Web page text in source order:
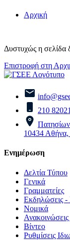
Αρχική
Δυστυχώς η σελίδα
Επιστροφή στη
210
10434
Ενημέρωση
Δελτία Τύπου
Γενικά
Γραμματείες
Εκδηλώσεις -
Νομικά
Βίντεο
Ρυθμίσεις